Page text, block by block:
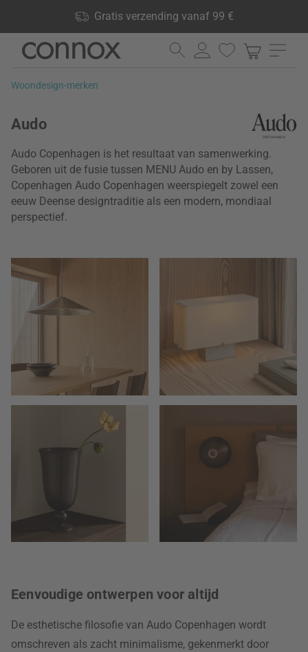
Gratis verzending vanaf 99 €
producten op voorraad, 60 dagen retourrecht
Ga
pagina-
Ga
zoeken
Woondesign-merken
Audo
Audo Copenhagen is het resultaat van samenwerking.
Geboren uit de fusie tussen MENU Audo en by Lassen,
Copenhagen Audo Copenhagen weerspiegelt zowel een
eeuw Deense designtraditie als een modern, mondiaal
perspectief.
Eenvoudige ontwerpen voor altijd
De esthetische filosofie van Audo Copenhagen wordt
omschreven als zacht minimalisme, gekenmerkt door